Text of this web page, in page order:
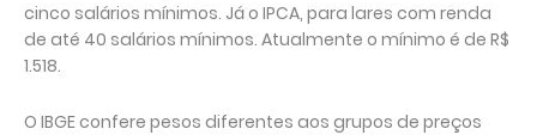
cinco salários mínimos. Já o IPCA, para lares com renda
de até 40 salários mínimos. Atualmente o mínimo é de R$
1.518.
O IBGE confere pesos diferentes aos grupos de preços